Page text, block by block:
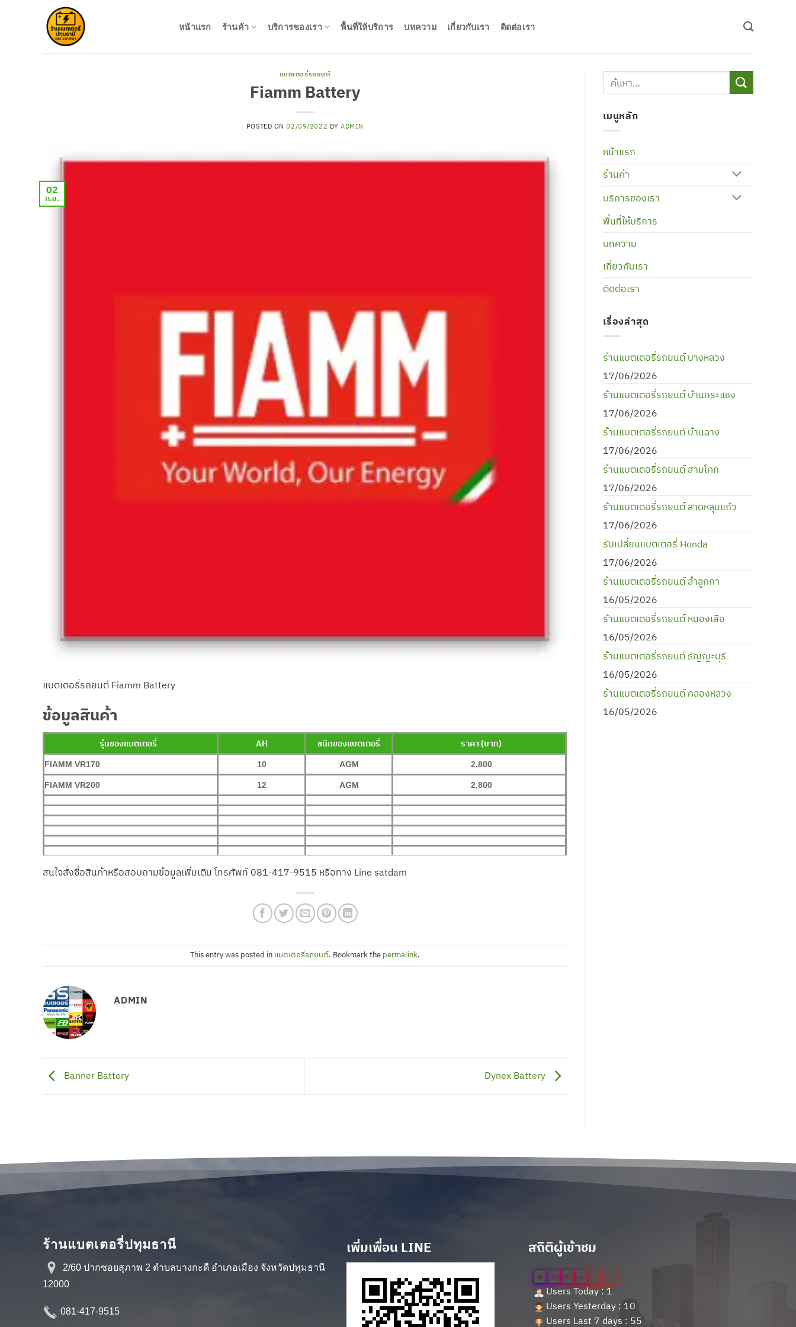
หน้าแรก ร้านค้า บริการของเรา พื้นที่ให้บริการ บทความ เกี่ยวกับเรา ติดต่อเรา
แบตเตอรี่รถยนต์
Fiamm Battery
POSTED ON02/09/2022 BYADMIN
02
ก.ย.
แบตเตอรี่รถยนต์ Fiamm Battery
ข้อมูลสินค้า
รุ่นของแบตเตอรี่ AH ชนิดของแบตเตอรี่ ราคา (บาท)
FIAMM VR170 10 AGM 2,800
FIAMM VR200 12 AGM 2,800
สนใจสั่งซื้อสินค้าหรือสอบถามข้อมูลเพิ่มเติม โทรศัพท์ 081-417-9515 หรือทาง Line satdam
This entry was posted in แบตเตอรี่รถยนต์. Bookmark the permalink.
ADMIN
Banner Battery Dynex Battery
เมนูหลัก
หน้าแรก
ร้านค้า
บริการของเรา
พื้นที่ให้บริการ
บทความ
เกี่ยวกับเรา
ติดต่อเรา
เรื่องล่าสุด
ร้านแบตเตอรี่รถยนต์ บางหลวง
17/06/2026
ร้านแบตเตอรี่รถยนต์ บ้านกระแชง
17/06/2026
ร้านแบตเตอรี่รถยนต์ บ้านฉาง
17/06/2026
ร้านแบตเตอรี่รถยนต์ สามโคก
17/06/2026
ร้านแบตเตอรี่รถยนต์ ลาดหลุมแก้ว
17/06/2026
รับเปลี่ยนแบตเตอรี่ Honda
17/06/2026
ร้านแบตเตอรี่รถยนต์ ลำลูกกา
16/05/2026
ร้านแบตเตอรี่รถยนต์ หนองเสือ
16/05/2026
ร้านแบตเตอรี่รถยนต์ ธัญญะบุรี
16/05/2026
ร้านแบตเตอรี่รถยนต์ คลองหลวง
16/05/2026
ร้านแบตเตอรี่ปทุมธานี
2/60 ปากซอยสุภาพ 2 ตำบลบางกะดี อำเภอเมือง จังหวัดปทุมธานี
12000
081-417-9515
เพิ่มเพื่อน LINE สถิติผู้เข้าชม
0 3 6 4 6 1
Users Today : 1
Users Yesterday : 10
Users Last 7 days : 55